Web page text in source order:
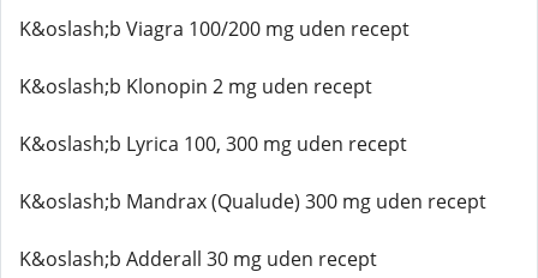
K&oslash;b Viagra 100/200 mg uden recept
K&oslash;b Klonopin 2 mg uden recept
K&oslash;b Lyrica 100, 300 mg uden recept
K&oslash;b Mandrax (Qualude) 300 mg uden recept
K&oslash;b Adderall 30 mg uden recept